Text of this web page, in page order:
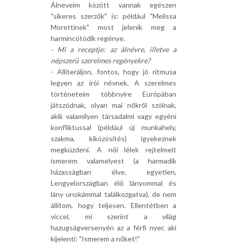
Álneveim között vannak egészen
"sikeres szerzők" is: például "Melissa
Morettinek" most jelenik meg a
harmincötödik regénye.
- Mi a receptje: az álnévre, illetve a
népszerű szerelmes regényekre?
- Alliteráljon, fontos, hogy jó ritmusa
legyen az írói névnek. A szerelmes
történeteim többnyire Európában
játszódnak, olyan mai nőkről szólnak,
akik valamilyen társadalmi vagy egyéni
konfliktussal (például új munkahely,
szakma, kiközösítés) igyekeznek
megküzdeni. A női lélek rejtelmeit
ismerem valamelyest (a harmadik
házasságban élve, egyetlen,
Lengyelországban élő lányommal és
lány unokámmal találkozgatva), de nem
állítom, hogy teljesen. Ellentétben a
viccel, mi szerint a világ
hazugságversenyén az a férfi nyer, aki
kijelenti: "Ismerem a nőket!"